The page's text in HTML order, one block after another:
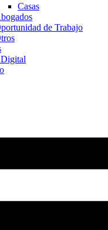
Casas
de Trabajo